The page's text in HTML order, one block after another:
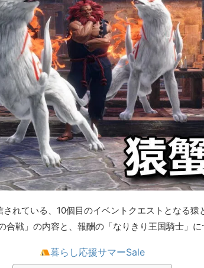
れている、10個目のイベントクエストとなる猿
戦」の内容と、報酬の「なりきり王国騎士」に
暮らし応援サマーSale